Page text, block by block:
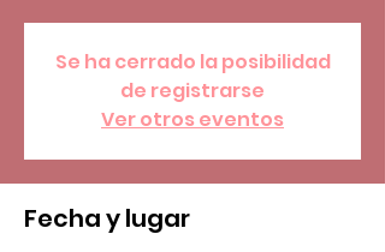
Se ha cerrado la posibilidad
de registrarse
Ver otros eventos
Fecha y lugar